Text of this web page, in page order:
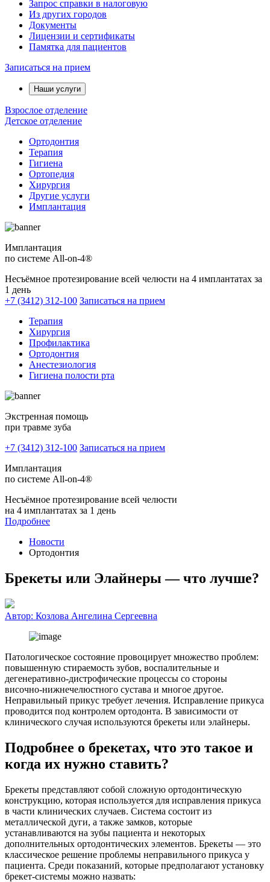
Запрос справки в налоговую
Из других городов
Документы
Лицензии и сертификаты
Памятка для пациентов
Записаться на прием
Наши услуги
Взрослое отделение
Детское отделение
Ортодонтия
Терапия
Гигиена
Ортопедия
Хирургия
Другие услуги
Имплантация
Имплантация
по системе All-on-4®
Несъёмное протезирование всей челюсти на 4 имплантатах за
1 день
+7 (3412) 312-100 Записаться на прием
Терапия
Хирургия
Профилактика
Ортодонтия
Анестезиология
Гигиена полости рта
Экстренная помощь
при травме зуба
+7 (3412) 312-100 Записаться на прием
Имплантация
по системе All-on-4®
Несъёмное протезирование всей челюсти
на 4 имплантатах за 1 день
Подробнее
Новости
Ортодонтия
Брекеты или Элайнеры — что лучше?
Автор: Козлова Ангелина Сергеевна
Патологическое состояние провоцирует множество проблем:
повышенную стираемость зубов, воспалительные и
дегенеративно-дистрофические процессы со стороны
височно-нижнечелюстного сустава и многое другое.
Неправильный прикус требует лечения. Исправление прикуса
проводится под контролем ортодонта. В зависимости от
клинического случая используются брекеты или элайнеры.
Подробнее о брекетах, что это такое и
когда их нужно ставить?
Брекеты представляют собой сложную ортодонтическую
конструкцию, которая используется для исправления прикуса
в части клинических случаев. Система состоит из
металлической дуги, а также замков, которые
устанавливаются на зубы пациента и некоторых
дополнительных ортодонтических элементов. Брекеты — это
классическое решение проблемы неправильного прикуса у
пациента. Среди показаний, которые предполагают установку
брекет-системы можно назвать: